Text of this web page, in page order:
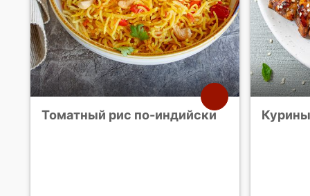
Томатный рис по-индийски